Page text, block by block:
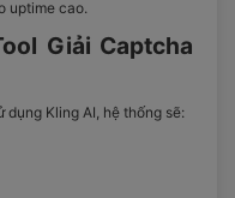
uptime cao.
Giải Captcha
Kling AI, hệ thống sẽ: